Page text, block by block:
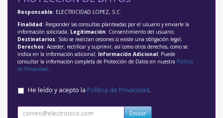
Responsable: ELECTRICIDAD LOPEZ, S.C.
Finalidad: Responder las consultas planteadas por el usuario y enviarle la
información solicitada; Legitimación: Consentimiento del usuario;
Destinatarios: Solo se realizan cesiones si existe una obligación legal;
Derechos: Acceder, rectificar y suprimir, así como otros derechos, como se
indica en la información adicional; Información Adicional: Puede
consultar la información completa de Protección de Datos en nuestra Política
de Privacidad
He leído y acepto la Política de Privacidad.
Enviar